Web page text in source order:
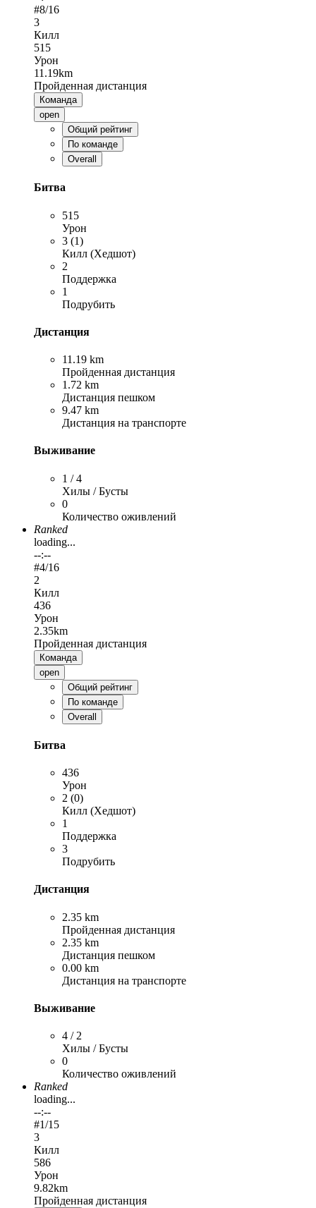
#8/16
3
Килл
515
Урон
11.19km
Пройденная дистанция
Команда
open
Общий рейтинг
По команде
Overall
Битва
515
Урон
3 (1)
Килл (Хедшот)
2
Поддержка
1
Подрубить
Дистанция
11.19 km
Пройденная дистанция
1.72 km
Дистанция пешком
9.47 km
Дистанция на транспорте
Выживание
1 / 4
Хилы / Бусты
0
Количество оживлений
Ranked
loading...
--:--
#4/16
2
Килл
436
Урон
2.35km
Пройденная дистанция
Команда
open
Общий рейтинг
По команде
Overall
Битва
436
Урон
2 (0)
Килл (Хедшот)
1
Поддержка
3
Подрубить
Дистанция
2.35 km
Пройденная дистанция
2.35 km
Дистанция пешком
0.00 km
Дистанция на транспорте
Выживание
4 / 2
Хилы / Бусты
0
Количество оживлений
Ranked
loading...
--:--
#1/15
3
Килл
586
Урон
9.82km
Пройденная дистанция